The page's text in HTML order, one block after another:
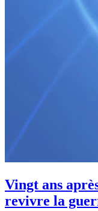
Vingt ans
revivre la